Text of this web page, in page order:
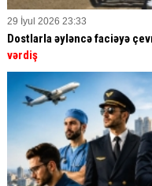
29 İyul 2026 23:33
Dostlarla əyləncə faciəyə
vərdiş